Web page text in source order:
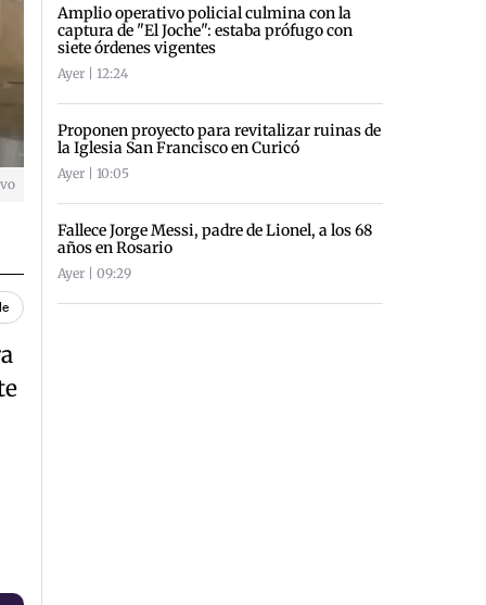
Amplio operativo policial culmina con la
captura de "El Joche": estaba prófugo con
siete órdenes vigentes
Ayer | 12:24
Proponen proyecto para revitalizar ruinas de
la Iglesia San Francisco en Curicó
Ayer | 10:05
Fallece Jorge Messi, padre de Lionel, a los 68
años en Rosario
Ayer | 09:29